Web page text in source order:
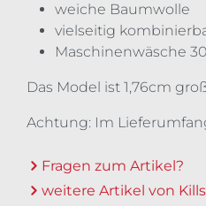
weiche Baumwolle
vielseitig
Maschinenwäsche
Das Model ist 1,76cm
Achtung: Im
Fragen zum Artikel?
weitere Artikel von